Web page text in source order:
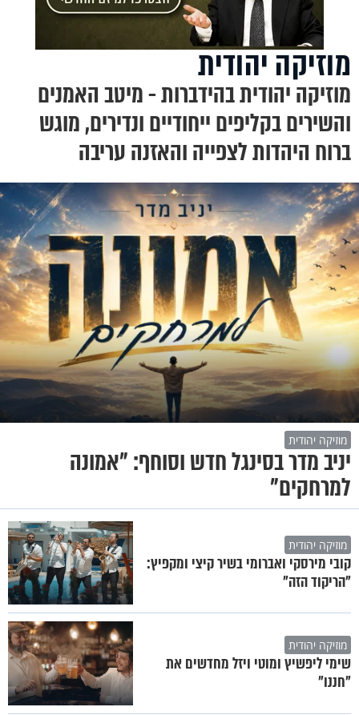
מוזיקה יהודית
מוזיקה יהודית בהידברות - מיטב האמנים
והשירים בקליפים ייחודיים ונדירים, מוגש
ברוח היהדות לצפייה והאזנה עריבה
מוזיקה יהודית
יניב מדר בסינגל חדש וסוחף: "אמונה
למרחקים"
מוזיקה יהודית
קובי מירסקי ואברומי בשיר קיצי ומקפיץ:
"הריקוד הזה"
מוזיקה יהודית
שימי ליפשיץ ומוטי ויזל מחדשים את
"חננו"